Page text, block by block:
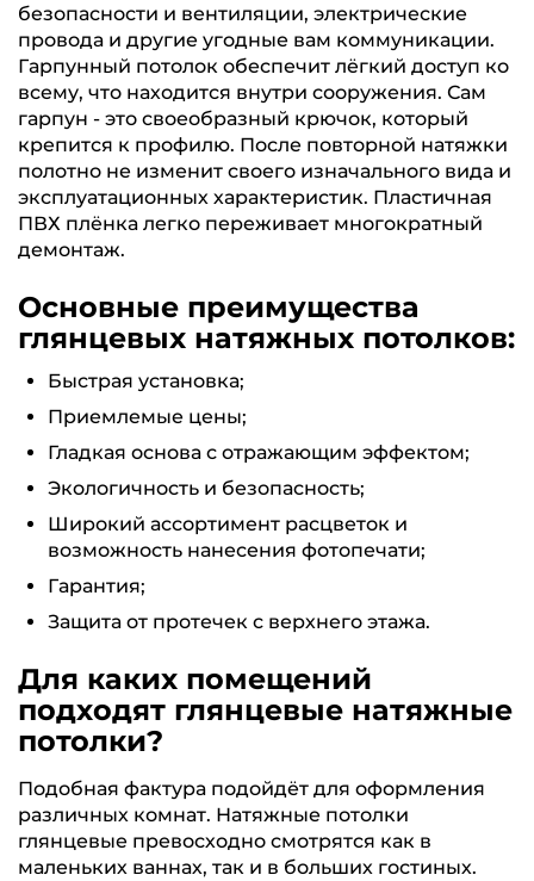
безопасности и вентиляции, электрические
провода и другие угодные вам коммуникации.
Гарпунный потолок обеспечит лёгкий доступ ко
всему, что находится внутри сооружения. Сам
гарпун - это своеобразный крючок, который
крепится к профилю. После повторной натяжки
полотно не изменит своего изначального вида и
эксплуатационных характеристик. Пластичная
ПВХ плёнка легко переживает многократный
демонтаж.
Основные преимущества
глянцевых натяжных потолков:
Быстрая установка;
Приемлемые цены;
Гладкая основа с отражающим эффектом;
Экологичность и безопасность;
Широкий ассортимент расцветок и
возможность нанесения фотопечати;
Гарантия;
Защита от протечек с верхнего этажа.
Для каких помещений
подходят глянцевые натяжные
потолки?
Подобная фактура подойдёт для оформления
различных комнат. Натяжные потолки
глянцевые превосходно смотрятся как в
маленьких ваннах, так и в больших гостиных.